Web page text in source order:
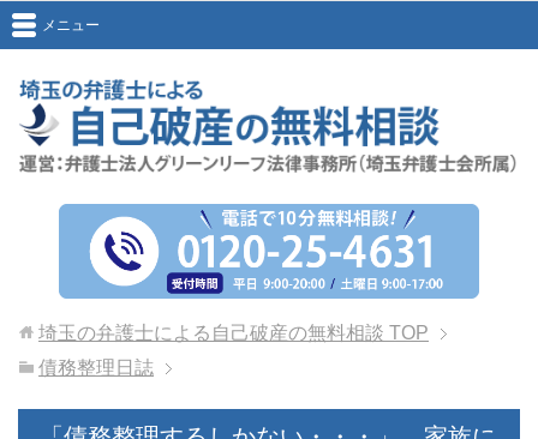
メニュー
埼玉の弁護士による自己破産の無料相談 TOP
債務整理日誌